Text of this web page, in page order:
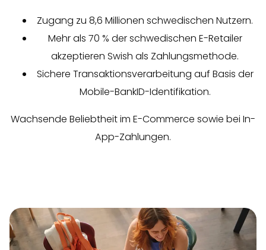
Zugang zu 8,6 Millionen schwedischen Nutzern.
Mehr als 70 % der schwedischen E-Retailer
akzeptieren Swish als Zahlungsmethode.
Sichere Transaktionsverarbeitung auf Basis der
Mobile-BankID-Identifikation.
Wachsende Beliebtheit im E-Commerce sowie bei In-
App-Zahlungen.